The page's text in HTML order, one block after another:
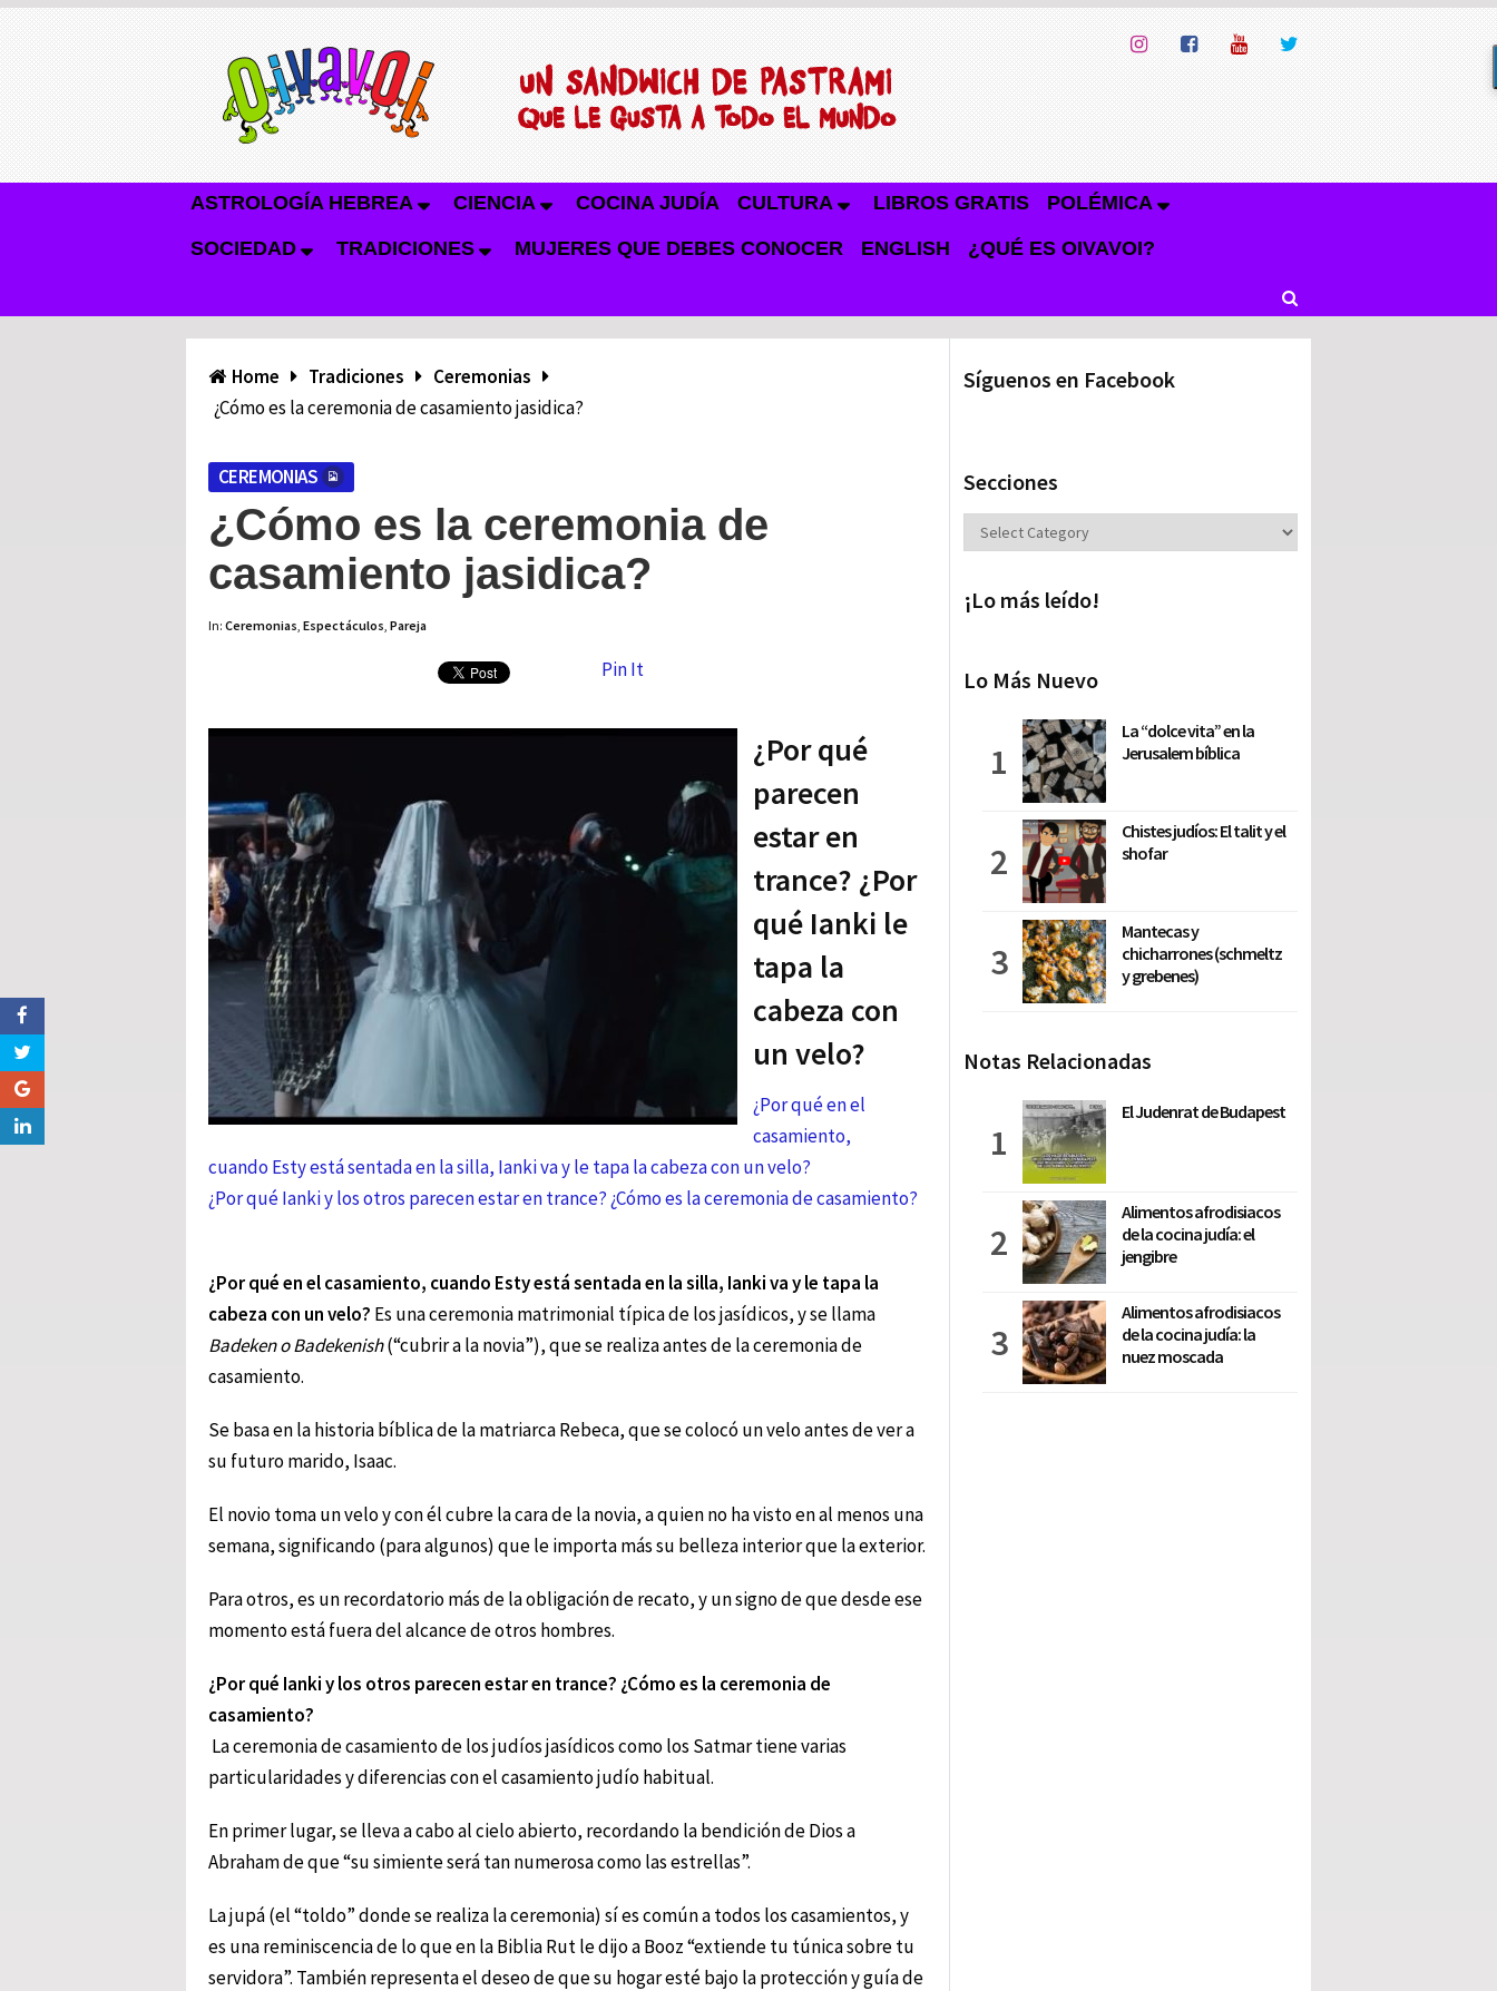
ASTROLOGÍA HEBREA CIENCIA COCINA JUDÍA CULTURA LIBROS GRATIS POLÉMICA
SOCIEDAD TRADICIONES MUJERES QUE DEBES CONOCER ENGLISH ¿QUÉ ES OIVAVOI?
Home Tradiciones
Ceremonias
¿Cómo es la ceremonia de casamiento jasidica?
CEREMONIAS
¿Cómo es la ceremonia de
casamiento jasidica?
In: Ceremonias, Espectáculos, Pareja
Pin It
¿Por qué
parecen
estar en
trance? ¿Por
qué Ianki le
tapa la
cabeza con
un velo?
¿Por qué en el
casamiento,
cuando Esty está sentada en la silla, Ianki va y le tapa la cabeza con un velo?
¿Por qué Ianki y los otros parecen estar en trance? ¿Cómo es la ceremonia de casamiento?
¿Por qué en el casamiento, cuando Esty está sentada en la silla, Ianki va y le tapa la
cabeza con un velo? Es una ceremonia matrimonial típica de los jasídicos, y se llama
Badeken o Badekenish(“cubrir a la novia”), que se realiza antes de la ceremonia de
casamiento.
Se basa en la historia bíblica de la matriarca Rebeca, que se colocó un velo antes de ver a
su futuro marido, Isaac.
El novio toma un velo y con él cubre la cara de la novia, a quien no ha visto en al menos una
semana, significando (para algunos) que le importa más su belleza interior que la exterior.
Para otros, es un recordatorio más de la obligación de recato, y un signo de que desde ese
momento está fuera del alcance de otros hombres.
¿Por qué Ianki y los otros parecen estar en trance? ¿Cómo es la ceremonia de
casamiento?
La ceremonia de casamiento de los judíos jasídicos como los Satmar tiene varias
particularidades y diferencias con el casamiento judío habitual.
En primer lugar, se lleva a cabo al cielo abierto, recordando la bendición de Dios a
Abraham de que “su simiente será tan numerosa como las estrellas”.
La jupá (el “toldo” donde se realiza la ceremonia) sí es común a todos los casamientos, y
es una reminiscencia de lo que en la Biblia Rut le dijo a Booz “extiende tu túnica sobre tu
servidora”. También representa el deseo de que su hogar esté bajo la protección y guía de
Síguenos en Facebook
Secciones
Secciones
¡Lo más leído!
Lo Más Nuevo
La “dolce vita” en la
Jerusalem bíblica
Chistes judíos: El talit y el
shofar
Mantecas y
chicharrones (schmeltz
y grebenes)
Notas Relacionadas
El Judenrat de Budapest
Alimentos afrodisiacos
de la cocina judía: el
jengibre
Alimentos afrodisiacos
de la cocina judía: la
nuez moscada